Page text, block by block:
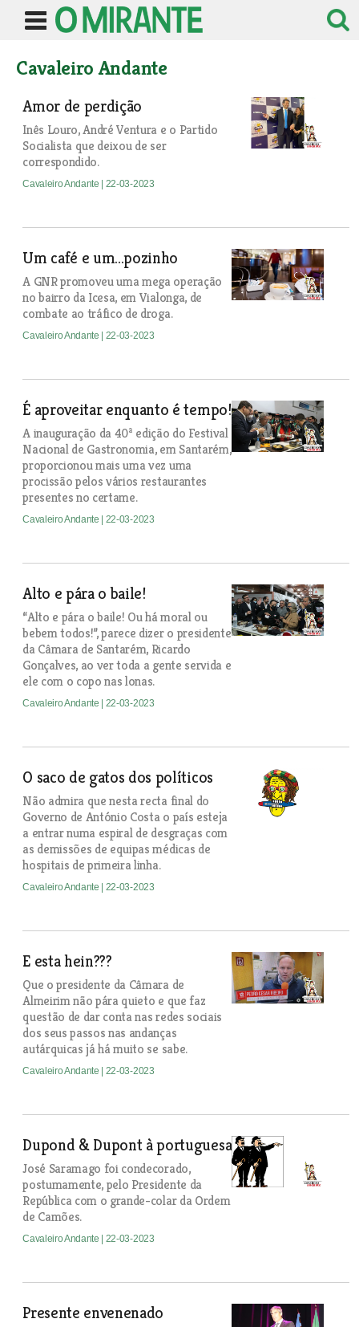
Cavaleiro Andante
Amor de perdição
Inês Louro, André Ventura e o Partido
Socialista que deixou de ser
correspondido.
Cavaleiro Andante | 22-03-2023
Um café e um...pozinho
A GNR promoveu uma mega operação
no bairro da Icesa, em Vialonga, de
combate ao tráfico de droga.
Cavaleiro Andante | 22-03-2023
É aproveitar enquanto é tempo!
A inauguração da 40ª edição do Festival
Nacional de Gastronomia, em Santarém,
proporcionou mais uma vez uma
procissão pelos vários restaurantes
presentes no certame.
Cavaleiro Andante | 22-03-2023
Alto e pára o baile!
“Alto e pára o baile! Ou há moral ou
bebem todos!”, parece dizer o presidente
da Câmara de Santarém, Ricardo
Gonçalves, ao ver toda a gente servida e
ele com o copo nas lonas.
Cavaleiro Andante | 22-03-2023
O saco de gatos dos políticos
Não admira que nesta recta final do
Governo de António Costa o país esteja
a entrar numa espiral de desgraças com
as demissões de equipas médicas de
hospitais de primeira linha.
Cavaleiro Andante | 22-03-2023
E esta hein???
Que o presidente da Câmara de
Almeirim não pára quieto e que faz
questão de dar conta nas redes sociais
dos seus passos nas andanças
autárquicas já há muito se sabe.
Cavaleiro Andante | 22-03-2023
Dupond & Dupont à portuguesa
José Saramago foi condecorado,
postumamente, pelo Presidente da
República com o grande-colar da Ordem
de Camões.
Cavaleiro Andante | 22-03-2023
Presente envenenado